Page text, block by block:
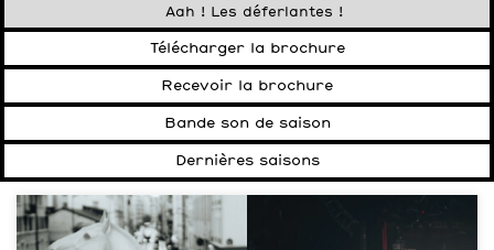
Aah ! Les déferlantes !
Télécharger la brochure
Recevoir la brochure
Bande son de saison
Dernières saisons